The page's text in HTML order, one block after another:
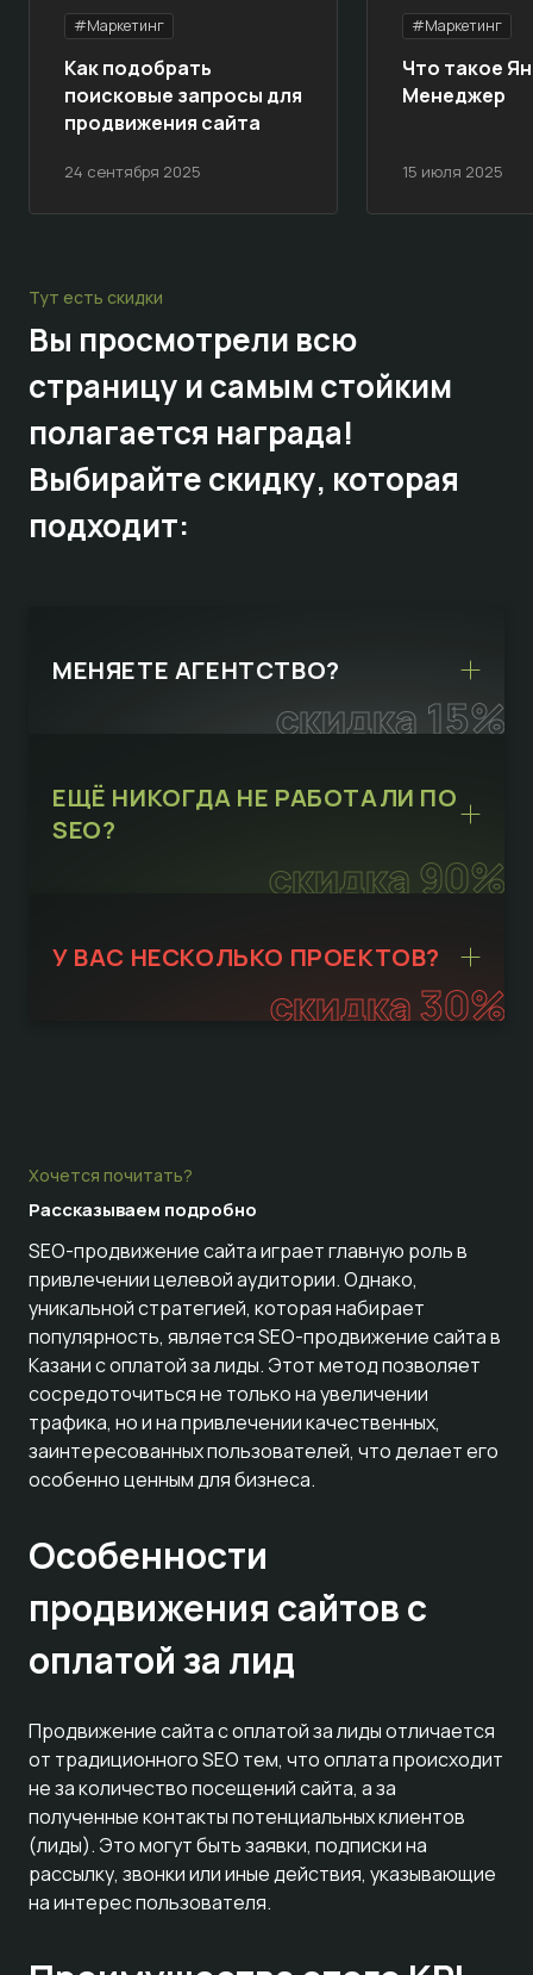
#Маркетинг
24 сентября 2025
Как подобрать
поисковые запросы для
продвижения сайта
#Маркетинг
15 июля 2025
Что такое
Менеджер
Тут есть скидки
Вы просмотрели всю
страницу и самым стойким
полагается награда!
Выбирайтескидку, которая
подходит:
скидка 15%
МЕНЯЕТЕ АГЕНТСТВО?
скидка 90%
ЕЩЁ НИКОГДА НЕ РАБОТАЛИ ПО
SEO?
скидка 30%
У ВАС НЕСКОЛЬКО ПРОЕКТОВ?
Хочется почитать?
Рассказываем подробно
SEO-продвижение сайта играет главную роль в
привлечении целевой аудитории. Однако,
уникальной стратегией, которая набирает
популярность, является SEO-продвижение сайта в
Казани с оплатой за лиды. Этот метод позволяет
сосредоточиться не только на увеличении
трафика, но и на привлечении качественных,
заинтересованных пользователей, что делает его
особенно ценным для бизнеса.
Особенности
продвижения сайтов с
оплатой за лид
Продвижение сайта с оплатой за лиды отличается
от традиционного SEO тем, что оплата происходит
не за количество посещений сайта, а за
полученные контакты потенциальных клиентов
(лиды). Это могут быть заявки, подписки на
рассылку, звонки или иные действия, указывающие
на интерес пользователя.